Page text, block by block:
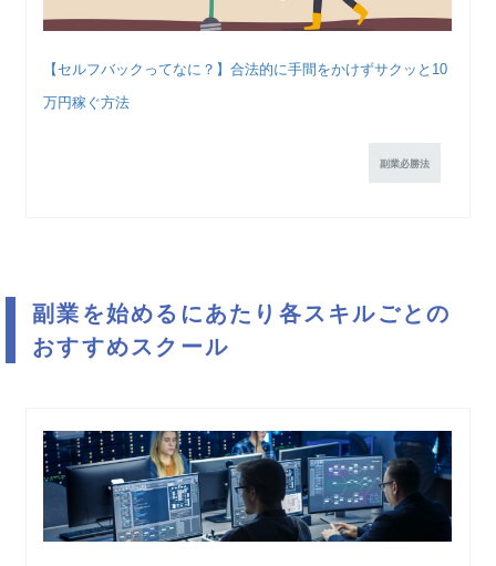
【セルフバックってなに？】合法的に手間をかけずサクッと10
万円稼ぐ方法
副業必勝法
副業を始めるにあたり各スキルごとの
おすすめスクール